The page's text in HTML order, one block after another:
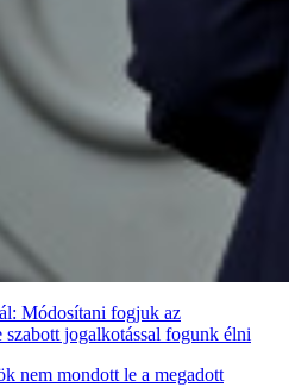
Módosítani fogjuk az
jogalkotással fogunk élni
nem mondott le a megadott